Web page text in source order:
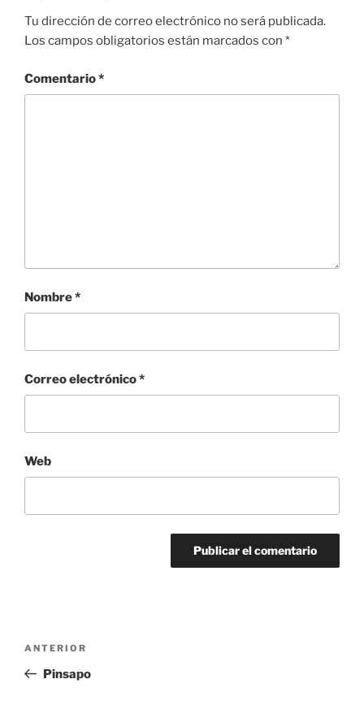
Tu dirección de correo electrónico no será publicada.
Los campos obligatorios están marcados con *
Comentario*
Nombre*
Correo electrónico*
Web
entradas
Entrada
anterior:
ANTERIOR
Pinsapo